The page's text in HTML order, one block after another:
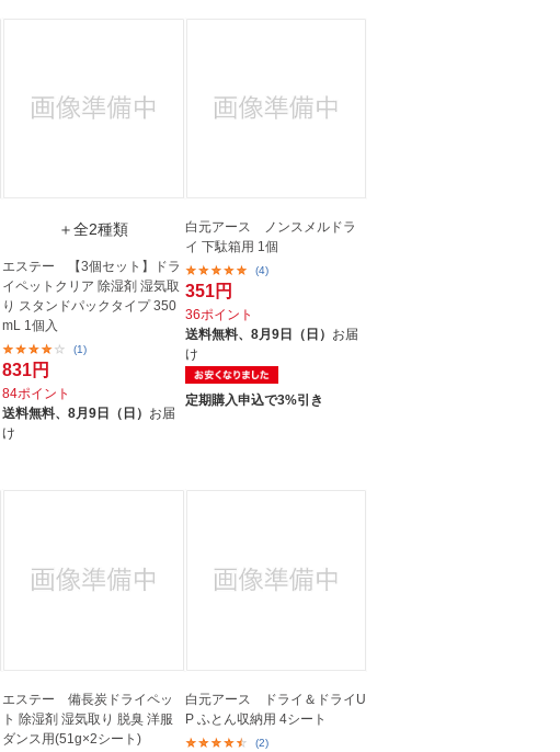
＋全2種類
エステー 【3個セット】ドラ
イペットクリア 除湿剤 湿気取
り スタンドパックタイプ 350
mL 1個入
(1)
831円
84ポイント
送料無料、8月9日（日） お届
け
白元アース ノンスメルドラ
イ 下駄箱用 1個
(4)
351円
36ポイント
送料無料、 8月9日（日） お届
け
定期購入申込で3%引き
エステー 備長炭ドライペッ
ト 除湿剤 湿気取り 脱臭 洋服
ダンス用(51g×2シート)
白元アース ドライ＆ドライU
P ふとん収納用 4シート
(2)